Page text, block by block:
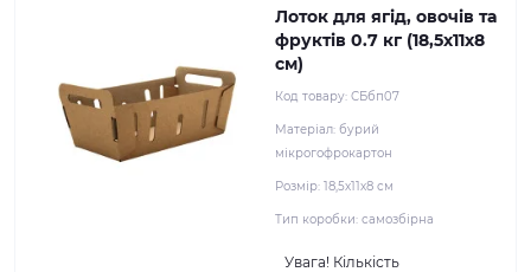
Лоток для ягід, овочів та
фруктів 0.7 кг (18,5х11х8
см)
Код товару: СБбп07
Матеріал: бурий
мікрогофрокартон
Розмір: 18,5х11х8 см
Тип коробки: самозбірна
Увага! Кількість